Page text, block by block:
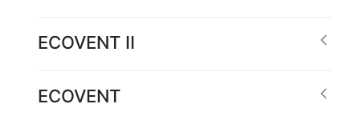
ECOVENT II
ECOVENT